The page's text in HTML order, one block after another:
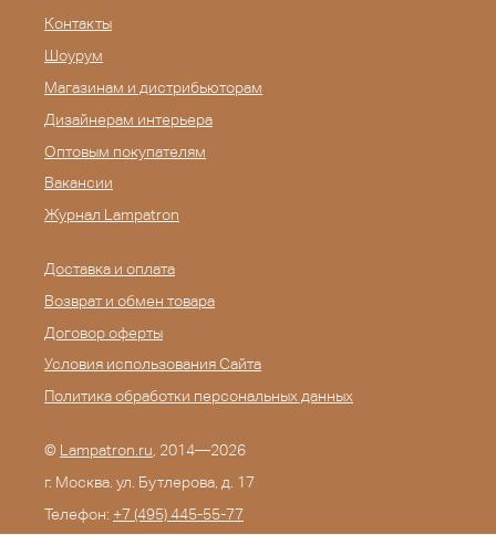
Контакты
Шоурум
Магазинам и дистрибьюторам
Дизайнерам интерьера
Оптовым покупателям
Вакансии
Журнал Lampatron
Доставка и оплата
Возврат и обмен товара
Договор оферты
Условия использования Сайта
Политика обработки персональных данных
© Lampatron.ru , 2014—2026
г. Москва. ул. Бутлерова, д. 17
Телефон: +7 (495) 445-55-77